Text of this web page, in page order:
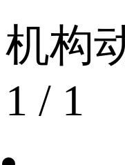
机构
1 / 1